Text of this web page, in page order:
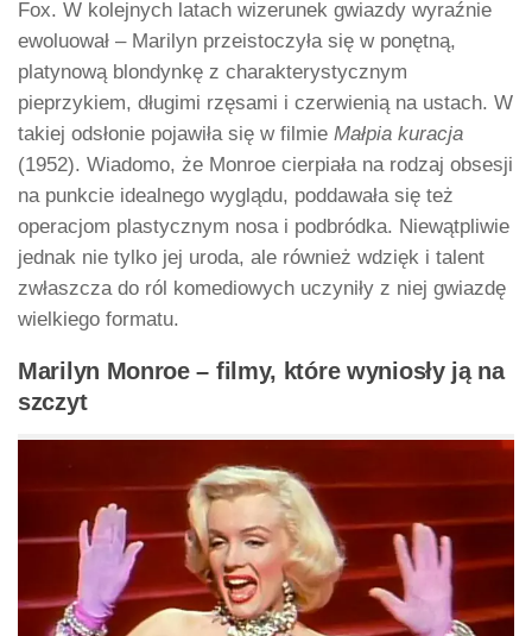
Fox. W kolejnych latach wizerunek gwiazdy wyraźnie
ewoluował – Marilyn przeistoczyła się w ponętną,
platynową blondynkę z charakterystycznym
pieprzykiem, długimi rzęsami i czerwienią na ustach. W
takiej odsłonie pojawiła się w filmie Małpia kuracja
(1952). Wiadomo, że Monroe cierpiała na rodzaj obsesji
na punkcie idealnego wyglądu, poddawała się też
operacjom plastycznym nosa i podbródka. Niewątpliwie
jednak nie tylko jej uroda, ale również wdzięk i talent
zwłaszcza do ról komediowych uczyniły z niej gwiazdę
wielkiego formatu.
Marilyn Monroe – filmy, które wyniosły ją na
szczyt